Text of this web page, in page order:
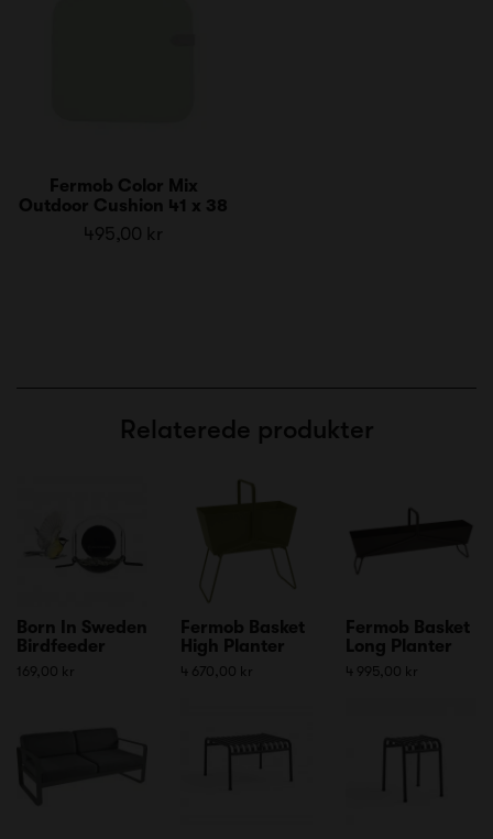
Fermob Color Mix
Outdoor Cushion 41 x 38
495,00 kr
Relaterede produkter
Born In Sweden
Birdfeeder
169,00 kr
Fermob Basket
High Planter
4 670,00 kr
Fermob Basket
Long Planter
4 995,00 kr